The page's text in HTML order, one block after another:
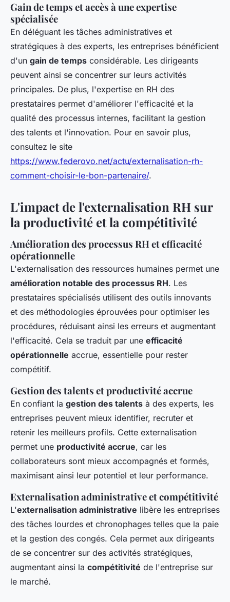
Gain de temps et accès à une expertise
spécialisée
En déléguant les tâches administratives et
stratégiques à des experts, les entreprises bénéficient
d'un gain de temps considérable. Les dirigeants
peuvent ainsi se concentrer sur leurs activités
principales. De plus, l'expertise en RH des
prestataires permet d'améliorer l'efficacité et la
qualité des processus internes, facilitant la gestion
des talents et l'innovation. Pour en savoir plus,
consultez le site
https://www.federovo.net/actu/externalisation-rh-
comment-choisir-le-bon-partenaire/.
L'impact de l'externalisation RH sur
la productivité et la compétitivité
Amélioration des processus RH et efficacité
opérationnelle
L'externalisation des ressources humaines permet une
amélioration notable des processus RH. Les
prestataires spécialisés utilisent des outils innovants
et des méthodologies éprouvées pour optimiser les
procédures, réduisant ainsi les erreurs et augmentant
l'efficacité. Cela se traduit par une efficacité
opérationnelle accrue, essentielle pour rester
compétitif.
Gestion des talents et productivité accrue
En confiant la gestion des talents à des experts, les
entreprises peuvent mieux identifier, recruter et
retenir les meilleurs profils. Cette externalisation
permet une productivité accrue, car les
collaborateurs sont mieux accompagnés et formés,
maximisant ainsi leur potentiel et leur performance.
Externalisation administrative et compétitivité
L'externalisation administrative libère les entreprises
des tâches lourdes et chronophages telles que la paie
et la gestion des congés. Cela permet aux dirigeants
de se concentrer sur des activités stratégiques,
augmentant ainsi la compétitivité de l'entreprise sur
le marché.